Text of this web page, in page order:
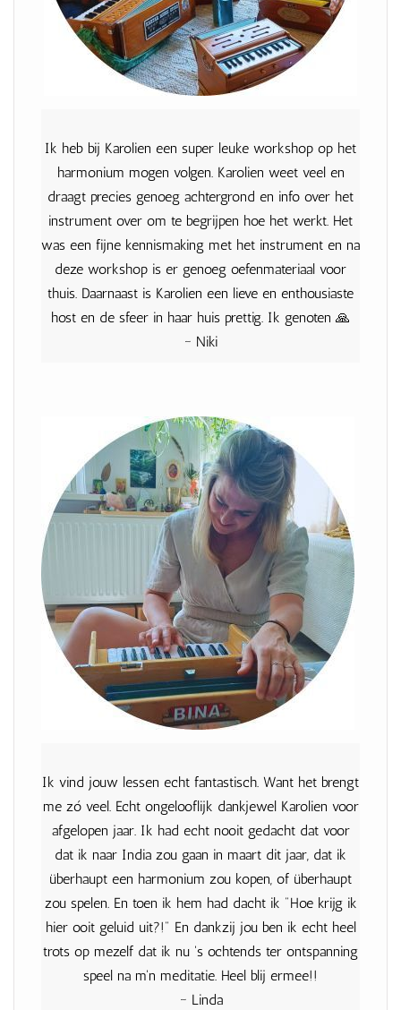
Ik heb bij Karolien een super leuke workshop op het
harmonium mogen volgen. Karolien weet veel en
draagt precies genoeg achtergrond en info over het
instrument over om te begrijpen hoe het werkt. Het
was een fijne kennismaking met het instrument en na
deze workshop is er genoeg oefenmateriaal voor
thuis. Daarnaast is Karolien een lieve en enthousiaste
host en de sfeer in haar huis prettig. Ik genoten 🙏
~ Niki
Ik vind jouw lessen echt fantastisch. Want het brengt
me zó veel. Echt ongelooflijk dankjewel Karolien voor
afgelopen jaar. Ik had echt nooit gedacht dat voor
dat ik naar India zou gaan in maart dit jaar, dat ik
überhaupt een harmonium zou kopen, of überhaupt
zou spelen. En toen ik hem had dacht ik "Hoe krijg ik
hier ooit geluid uit?!" En dankzij jou ben ik echt heel
trots op mezelf dat ik nu 's ochtends ter ontspanning
speel na m'n meditatie. Heel blij ermee!!
~ Linda